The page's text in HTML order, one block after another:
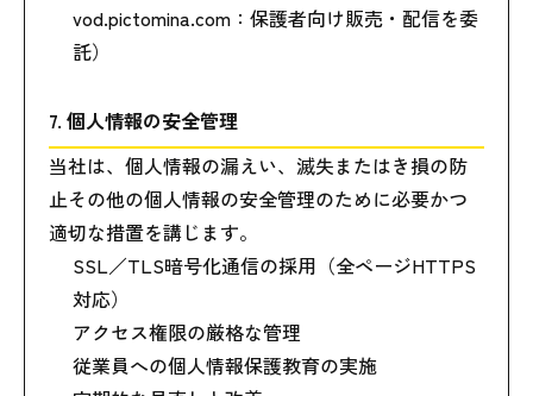
vod.pictomina.com：保護者向け販売・配信を委
託）
7. 個人情報の安全管理
当社は、個人情報の漏えい、滅失またはき損の防
止その他の個人情報の安全管理のために必要かつ
適切な措置を講じます。
SSL／TLS暗号化通信の採用（全ページHTTPS
対応）
アクセス権限の厳格な管理
従業員への個人情報保護教育の実施